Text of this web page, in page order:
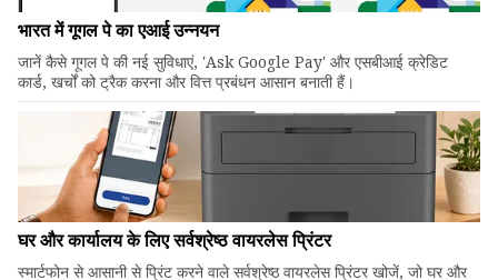
भारत में गूगल पे का एआई उन्नयन
जानें कैसे गूगल पे की नई सुविधाएं, 'Ask Google Pay' और एसबीआई क्रेडिट
कार्ड, खर्चों को ट्रैक करना और वित्त प्रबंधन आसान बनाती हैं।
घर और कार्यालय के लिए सर्वश्रेष्ठ वायरलेस प्रिंटर
स्मार्टफोन से आसानी से प्रिंट करने वाले सर्वश्रेष्ठ वायरलेस प्रिंटर खोजें, जो घर और